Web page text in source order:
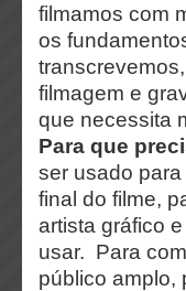
filmamos com
os
filmagem e
que necessita
Para que
ser usado
final do filme,
artista gráfico
usar. Para
público amplo,